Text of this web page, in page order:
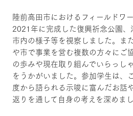
陸前高田市におけるフィールドワ
2021年に完成した復興祈念公園
市内の様子等を視察しました。ま
や市で事業を営む複数の方々にご
の歩みや現在取り組んでいらっし
をうかがいました。参加学生は、
度から語られる示唆に富んだお話
返りを通して自身の考えを深めまし